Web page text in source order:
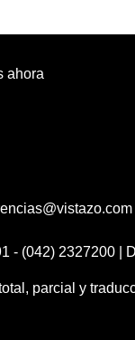
ahora
- (042) 2327200 |
parcial y